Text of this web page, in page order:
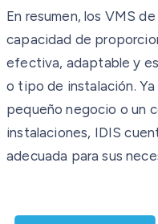
En resumen, los VMS
capacidad de
efectiva, adaptable y
o tipo de instalación.
pequeño negocio o un
instalaciones, IDIS
adecuada para sus